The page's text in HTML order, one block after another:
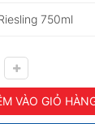
750ml
VÀO GIỎ